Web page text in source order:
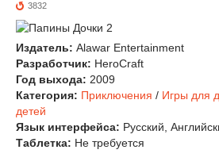
3832
Издатель: Alawar Entertainment
Разработчик: HeroCraft
Год выхода: 2009
Категория: Приключения / Игры для
детей
Язык интерфейса: Русский,
Таблетка: Не требуется